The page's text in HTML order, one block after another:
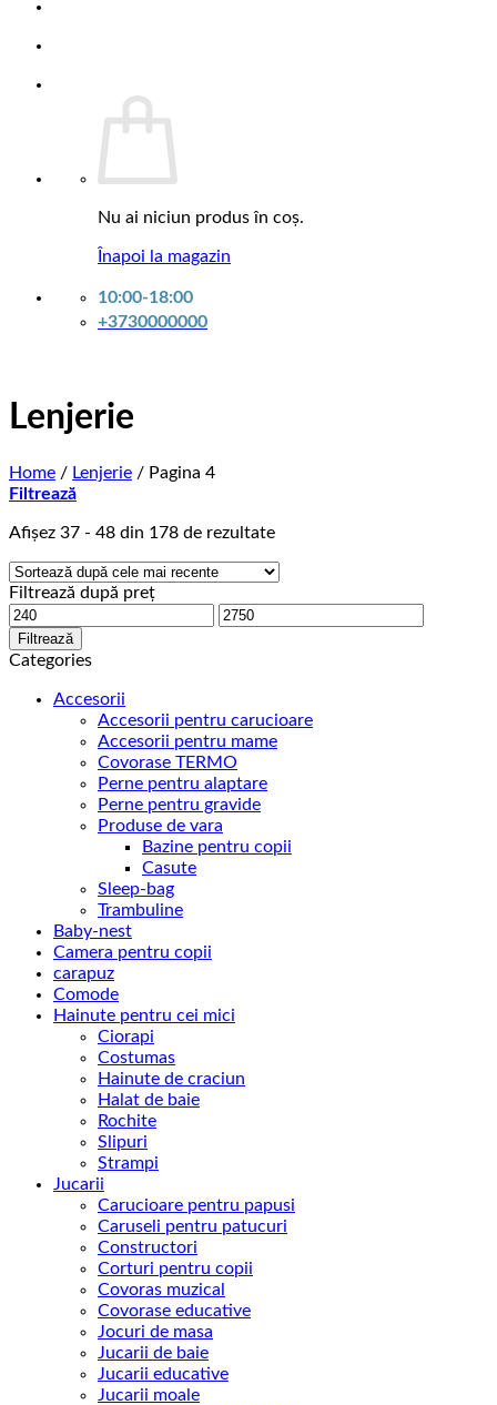
Accesorii
Perne pentru gravide
Marfuri de vara
Pentru baiea
Cadite
Hainute pentru cei mici
Costumas
Nu ai niciun produs în coș.
Înapoi la magazin
10:00-18:00
+3730000000
Lenjerie
Home / Lenjerie / Pagina 4
Filtrează
Afișez 37 - 48 din 178 de rezultate
Filtrează după preț
Preț
minim
Preț
Filtrează
Categories
Accesorii
Accesorii pentru carucioare
Accesorii pentru mame
Covorase TERMO
Perne pentru alaptare
Perne pentru gravide
Produse de vara
Bazine pentru copii
Casute
Sleep-bag
Trambuline
Baby-nest
Camera pentru copii
carapuz
Comode
Hainute pentru cei mici
Ciorapi
Costumas
Hainute de craciun
Halat de baie
Rochite
Slipuri
Strampi
Jucarii
Carucioare pentru papusi
Caruseli pentru patucuri
Constructori
Corturi pentru copii
Covoras muzical
Covorase educative
Jocuri de masa
Jucarii de baie
Jucarii educative
Jucarii moale